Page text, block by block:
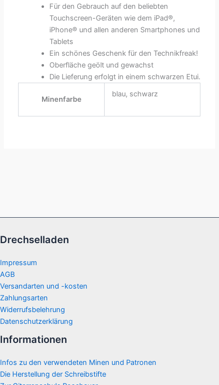
Für den Gebrauch auf den beliebten
Touchscreen-Geräten wie dem iPad®,
iPhone® und allen anderen Smartphones und
Tablets
Ein schönes Geschenk für den Technikfreak!
Oberfläche geölt und gewachst
Die Lieferung erfolgt in einem schwarzen Etui.
Minenfarbe
blau, schwarz
Drechselladen
Impressum
AGB
Versandarten und -kosten
Zahlungsarten
Widerrufsbelehrung
Datenschutzerklärung
Informationen
Infos zu den verwendeten Minen und Patronen
Die Herstellung der Schreibstifte